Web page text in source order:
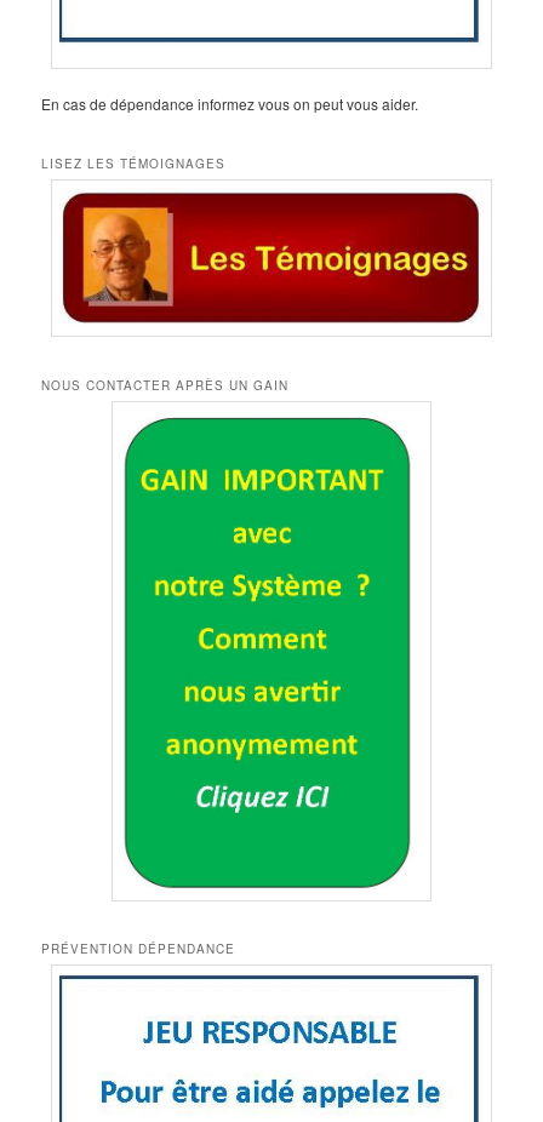
En cas de dépendance informez vous on peut vous aider.
LISEZ LES TÉMOIGNAGES
NOUS CONTACTER APRÈS UN GAIN
PRÉVENTION DÉPENDANCE